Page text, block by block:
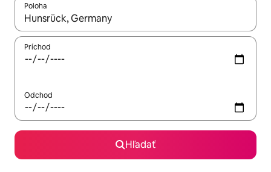
Poloha
Keď budú výsledky k dispozícii, môžete si ich prechádzať
Príchod
Odchod
Hľadať